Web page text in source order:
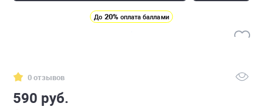
До 20% оплата баллами
0 отзывов
590 руб.